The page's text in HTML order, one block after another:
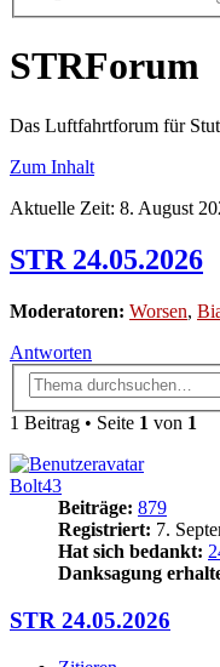
STRForum
Das Luftfahrtforum für
Zum Inhalt
Aktuelle Zeit: 8. August
STR 24.05.2026
Moderatoren: Worsen,
Antworten
1 Beitrag • Seite 1 von 1
Bolt43
Beiträge: 879
Registriert: 7.
Hat sich bedankt:
Danksagung
STR 24.05.2026